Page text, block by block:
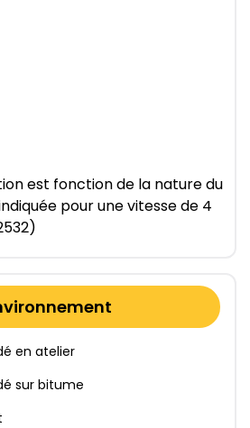
est fonction de la nature du
pour une vitesse de 4
en atelier
sur bitume